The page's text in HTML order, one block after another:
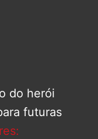
do herói
futuras